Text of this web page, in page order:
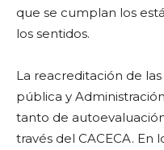
que se cumplan los
los sentidos.
La reacreditación de
pública y
tanto de
través del CACECA. En